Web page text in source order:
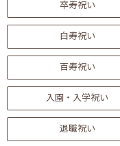
卒寿祝い
白寿祝い
百寿祝い
入園・入学祝い
退職祝い